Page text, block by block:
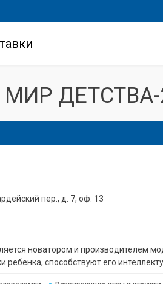
МИР ДЕТСТВА-
пер., д. 7, оф. 13
новатором и производителем
способствуют его